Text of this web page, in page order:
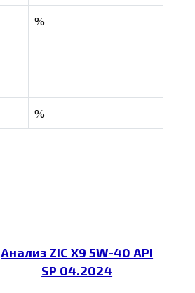
%
%
Анализ ZIC X9 5W-40 API
SP 04.2024